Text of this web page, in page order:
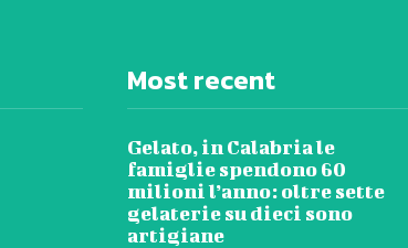
Most recent
Gelato, in Calabria le
famiglie spendono 60
milioni l’anno: oltre sette
gelaterie su dieci sono
artigiane